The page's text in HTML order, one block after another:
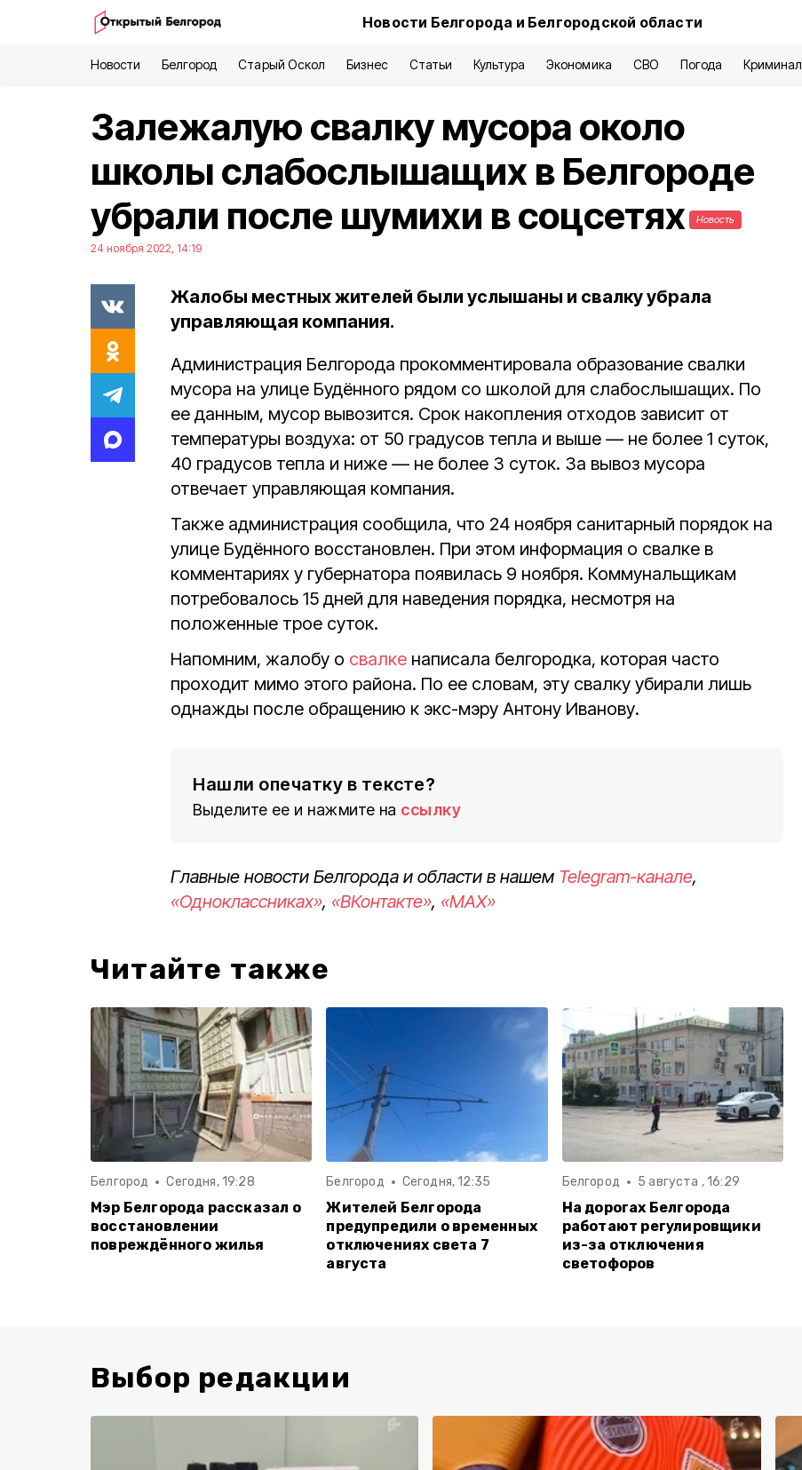
Новости Белгорода и Белгородской области
Новости Белгород Старый Оскол Бизнес Статьи Культура Экономика СВО Погода Криминал
Залежалую свалку мусора около
школы слабослышащих в Белгороде
убрали после шумихи в соцсетях
Новость
24 ноября 2022, 14:19
Жалобы местных жителей были услышаны и свалку убрала
управляющая компания.
Администрация Белгорода прокомментировала образование свалки
мусора на улице Будённого рядом со школой для слабослышащих. По
ее данным, мусор вывозится. Срок накопления отходов зависит от
температуры воздуха: от 50 градусов тепла и выше — не более 1 суток,
40 градусов тепла и ниже — не более 3 суток. За вывоз мусора
отвечает управляющая компания.
Также администрация сообщила, что 24 ноября санитарный порядок на
улице Будённого восстановлен. При этом информация о свалке в
комментариях у губернатора появилась 9 ноября. Коммунальщикам
потребовалось 15 дней для наведения порядка, несмотря на
положенные трое суток.
Напомним, жалобу о свалке написала белгородка, которая часто
проходит мимо этого района. По ее словам, эту свалку убирали лишь
однажды после обращению к экс-мэру Антону Иванову.
Нашли опечатку в тексте?
Выделите ее и нажмите на ссылку
Главные новости Белгорода и области в нашем Telegram-канале,
«Одноклассниках», «ВКонтакте», «MAX»
Читайте также
Белгород Сегодня, 19:28
Мэр Белгорода рассказал о
восстановлении
повреждённого жилья
Белгород Сегодня, 12:35
Жителей Белгорода
предупредили о временных
отключениях света 7
августа
Белгород 5 августа , 16:29
На дорогах Белгорода
работают регулировщики
из-за отключения
светофоров
Выбор редакции